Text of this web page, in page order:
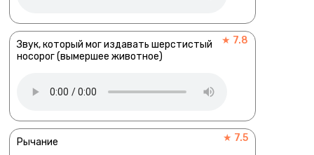
Звук, который мог издавать шерстистый
носорог (вымершее животное)
★ 7.8
Рычание ★ 7.5